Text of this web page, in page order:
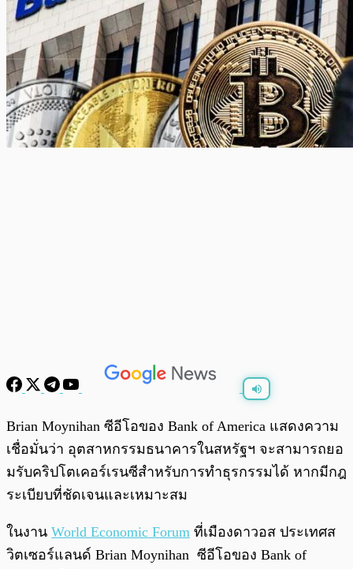
Brian Moynihan ซีอีโอของ Bank of America แสดงความ
เชื่อมั่นว่า อุตสาหกรรมธนาคารในสหรัฐฯ จะสามารถยอ
มรับคริปโตเคอร์เรนซีสำหรับการทำธุรกรรมได้ หากมีกฎ
ระเบียบที่ชัดเจนและเหมาะสม
ในงาน World Economic Forum ที่เมืองดาวอส ประเทศส
วิตเซอร์แลนด์ Brian Moynihan ซีอีโอของ Bank of